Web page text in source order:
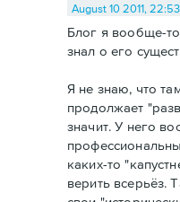
August 10 2011,
Блог я вообще-
знал о его
Я не знаю, что
продолжает
значит. У него
каких-то
верить всерьёз.